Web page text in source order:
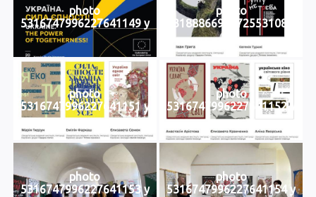
photo
5316747996227641149 y
photo
5318886692372553108 y
photo
5316747996227641151 y
photo
5316747996227641152 y
photo
5316747996227641153 y
photo
5316747996227641154 y